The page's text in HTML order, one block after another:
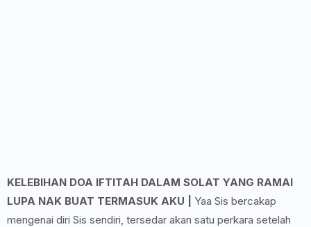
KELEBIHAN DOA IFTITAH DALAM SOLAT YANG RAMAI
LUPA NAK BUAT TERMASUK AKU | Yaa Sis bercakap
mengenai diri Sis sendiri, tersedar akan satu perkara setelah